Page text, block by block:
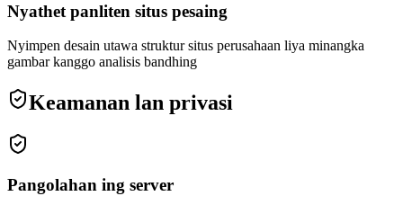
Nyathet panliten situs pesaing
Nyimpen desain utawa struktur situs perusahaan liya minangka
gambar kanggo analisis bandhing
Keamanan lan privasi
Pangolahan ing server